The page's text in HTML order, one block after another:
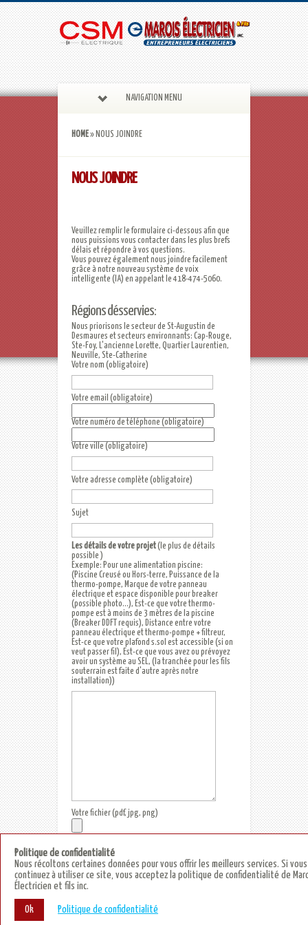
NAVIGATION MENU
HOME» NOUS JOINDRE
NOUS JOINDRE
Veuillez remplir le formulaire ci-dessous afin que
nous puissions vous contacter dans les plus brefs
délais et répondre à vos questions.
Vous pouvez également nous joindre facilement
grâce à notre nouveau système de voix
intelligente (IA) en appelant le 418-474-5060.
Régions désservies:
Nous priorisons le secteur de St-Augustin de
Desmaures et secteurs environnants: Cap-Rouge,
Ste-Foy, L'ancienne Lorette, Quartier Laurentien,
Neuville, Ste-Catherine
Votre nom (obligatoire)
Votre email (obligatoire)
Votre numéro de téléphone (obligatoire)
Votre ville (obligatoire)
Votre adresse complète (obligatoire)
Sujet
Les détails de votre projet(le plus de détails
possible )
Exemple: Pour une alimentation piscine:
(Piscine Creusé ou Hors-terre, Puissance de la
thermo-pompe, Marque de votre panneau
électrique et espace disponible pour breaker
(possible photo...), Est-ce que votre thermo-
pompe est à moins de 3 mètres de la piscine
(Breaker DDFT requis), Distance entre votre
panneau électrique et thermo-pompe + filtreur,
Est-ce que votre plafond s.sol est accessible (si on
veut passer fil), Est-ce que vous avez ou prévoyez
avoir un système au SEL, (la tranchée pour les fils
souterrain est faite d'autre après notre
installation))
Votre fichier (pdf, jpg, png)
Politique de confidentialité
Nous récoltons certaines données pour vous offrir les meilleurs services. Si vous
continuez à utiliser ce site, vous acceptez la politique de confidentialité de
Électricien et fils inc.
Ok Politique de confidentialité